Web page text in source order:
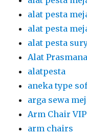
alat pesta
alat pesta
alat pesta
Alat
alatpesta
aneka type
arga sewa
Arm Chair VIP
arm chairs